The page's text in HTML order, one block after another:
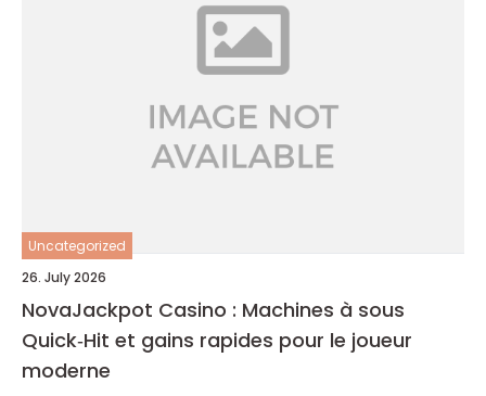
Uncategorized
26. July 2026
NovaJackpot Casino : Machines à sous
Quick‑Hit et gains rapides pour le joueur
moderne